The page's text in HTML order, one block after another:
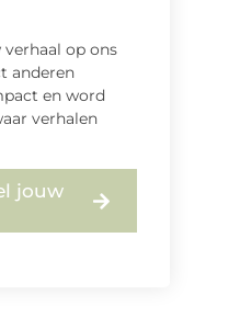
op ons
anderen
en word
verhalen
jouw